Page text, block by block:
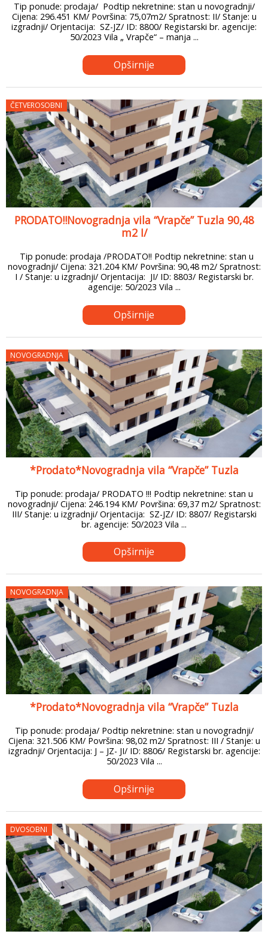
Tip ponude: prodaja/ Podtip nekretnine: stan u novogradnji/
Cijena: 296.451 KM/ Površina: 75,07m2/ Spratnost: II/ Stanje: u
izgradnji/ Orjentacija: SZ-JZ/ ID: 8800/ Registarski br. agencije:
50/2023 Vila „ Vrapče“ – manja ...
Opširnije
ČETVEROSOBNI
PRODATO!!Novogradnja vila “Vrapče” Tuzla 90,48
m2 I/
Tip ponude: prodaja /PRODATO!! Podtip nekretnine: stan u
novogradnji/ Cijena: 321.204 KM/ Površina: 90,48 m2/ Spratnost:
I / Stanje: u izgradnji/ Orjentacija: JI/ ID: 8803/ Registarski br.
agencije: 50/2023 Vila ...
Opširnije
NOVOGRADNJA
*Prodato*Novogradnja vila “Vrapče” Tuzla
Tip ponude: prodaja/ PRODATO !!! Podtip nekretnine: stan u
novogradnji/ Cijena: 246.194 KM/ Površina: 69,37 m2/ Spratnost:
III/ Stanje: u izgradnji/ Orjentacija: SZ-JZ/ ID: 8807/ Registarski
br. agencije: 50/2023 Vila ...
Opširnije
NOVOGRADNJA
*Prodato*Novogradnja vila “Vrapče” Tuzla
Tip ponude: prodaja/ Podtip nekretnine: stan u novogradnji/
Cijena: 321.506 KM/ Površina: 98,02 m2/ Spratnost: III / Stanje: u
izgradnji/ Orjentacija: J – JZ- JI/ ID: 8806/ Registarski br. agencije:
50/2023 Vila ...
Opširnije
DVOSOBNI